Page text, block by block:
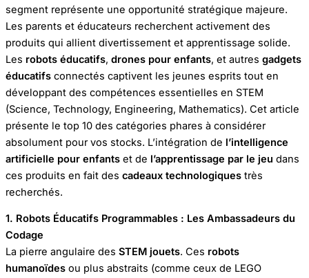
segment représente une opportunité stratégique majeure.
Les parents et éducateurs recherchent activement des
produits qui allient divertissement et apprentissage solide.
Les robots éducatifs, drones pour enfants, et autres gadgets
éducatifs connectés captivent les jeunes esprits tout en
développant des compétences essentielles en STEM
(Science, Technology, Engineering, Mathematics). Cet article
présente le top 10 des catégories phares à considérer
absolument pour vos stocks. L’intégration de l’intelligence
artificielle pour enfants et de l’apprentissage par le jeu dans
ces produits en fait des cadeaux technologiques très
recherchés.
1. Robots Éducatifs Programmables : Les Ambassadeurs du
Codage
La pierre angulaire des STEM jouets. Ces robots
humanoïdes ou plus abstraits (comme ceux de LEGO